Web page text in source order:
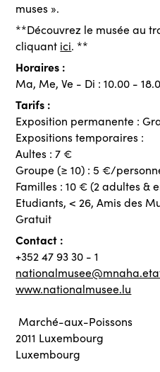
muses ».
**Découvrez le musée au
cliquant ici. **
Horaires :
Ma, Me, Ve - Di : 10.00 -
Tarifs :
Exposition permanente :
Expositions temporaires :
Aultes : 7 €
Groupe (≥ 10) : 5 €/
Familles : 10 € (2 adultes &
Etudiants, < 26, Amis des
Gratuit
Contact :
+352 47 93 30 - 1
www.nationalmusee.lu
Marché-aux-Poissons
2011 Luxembourg
Luxembourg